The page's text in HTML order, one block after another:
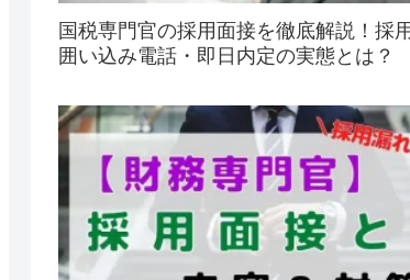
国税専門官の採用面接を徹底解説！採
囲い込み電話・即日内定の実態とは？